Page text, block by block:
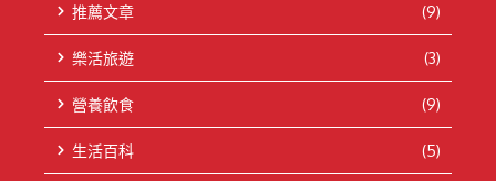
推薦文章 (9)
樂活旅遊 (3)
營養飲食 (9)
生活百科 (5)